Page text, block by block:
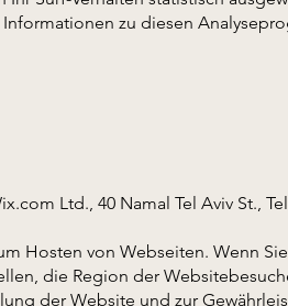
zu diesen
Ltd., 40 Namal Tel Aviv St.,
Hosten von Webseiten. Wenn
die Region der
der Website und zur